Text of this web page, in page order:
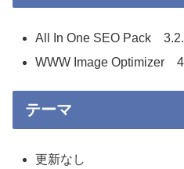
All In One SEO Pack
WWW Image Optimizer
テーマ
更新なし